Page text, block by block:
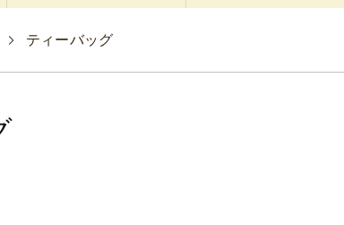
> ティーバッグ